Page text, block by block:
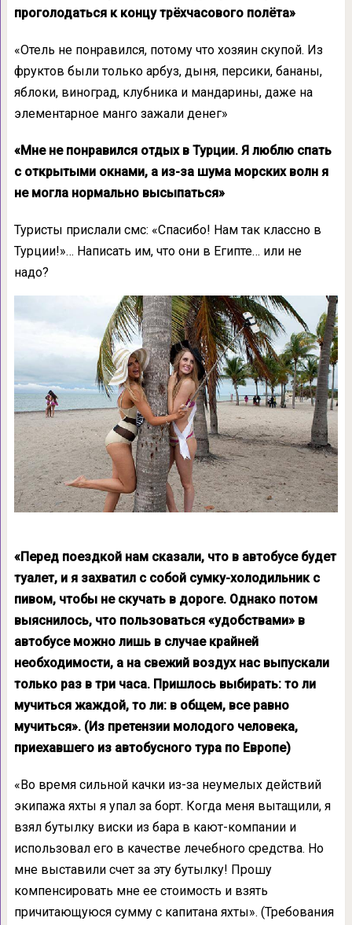
проголодаться к концу трёхчасового полёта»
«Отель не понравился, потому что хозяин скупой. Из
фруктов были только арбуз, дыня, персики, бананы,
яблоки, виноград, клубника и мандарины, даже на
элементарное манго зажали денег»
«Мне не понравился отдых в Турции. Я люблю спать
с открытыми окнами, а из-за шума морских волн я
не могла нормально высыпаться»
Туристы прислали смс: «Спасибо! Нам так классно в
Турции!»… Написать им, что они в Египте… или не
надо?
«Перед поездкой нам сказали, что в автобусе будет
туалет, и я захватил с собой сумку-холодильник с
пивом, чтобы не скучать в дороге. Однако потом
выяснилось, что пользоваться «удобствами» в
автобусе можно лишь в случае крайней
необходимости, а на свежий воздух нас выпускали
только раз в три часа. Пришлось выбирать: то ли
мучиться жаждой, то ли: в общем, все равно
мучиться». (Из претензии молодого человека,
приехавшего из автобусного тура по Европе)
«Во время сильной качки из-за неумелых действий
экипажа яхты я упал за борт. Когда меня вытащили, я
взял бутылку виски из бара в кают-компании и
использовал его в качестве лечебного средства. Но
мне выставили счет за эту бутылку! Прошу
компенсировать мне ее стоимость и взять
причитающуюся сумму с капитана яхты». (Требования